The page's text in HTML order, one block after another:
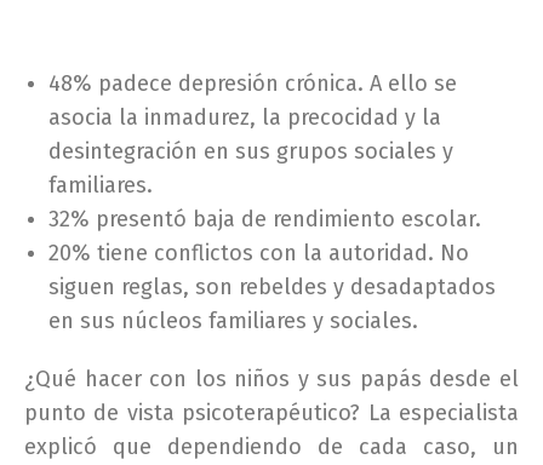
48% padece depresión crónica. A ello se
asocia la inmadurez, la precocidad y la
desintegración en sus grupos sociales y
familiares.
32% presentó baja de rendimiento escolar.
20% tiene conflictos con la autoridad. No
siguen reglas, son rebeldes y desadaptados
en sus núcleos familiares y sociales.
¿Qué hacer con los niños y sus papás desde el
punto de vista psicoterapéutico? La especialista
explicó que dependiendo de cada caso, un